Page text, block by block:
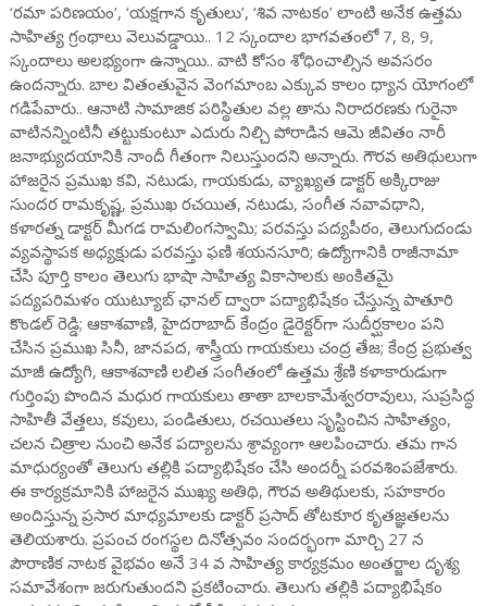
‘రమా పరిణయం’, ‘యక్షగాన కృతులు’, ‘శివ నాటకం’ లాంటి అనేక ఉత్తమ
సాహిత్య గ్రంథాలు వెలువడ్డాయి.. 12 స్కందాల భాగవతంలో 7, 8, 9,
స్కందాలు అలభ్యంగా ఉన్నాయి.. వాటి కోసం శోధించాల్సిన అవసరం
ఉందన్నారు. బాల వితంతువైన వెంగమాంబ ఎక్కువ కాలం ధ్యాన యోగంలో
గడిపేవారు.. ఆనాటి సామాజిక పరిస్థితుల వల్ల తాను నిరాదరణకు గురైనా
వాటినన్నింటినీ తట్టుకుంటూ ఎదురు నిల్చి పోరాడిన ఆమె జీవితం నారీ
జనాభ్యుదయానికి నాందీ గీతంగా నిలుస్తుందని అన్నారు. గౌరవ అతిథులుగా
హాజరైన ప్రముఖ కవి, నటుడు, గాయకుడు, వ్యాఖ్యత డాక్టర్ అక్కిరాజు
సుందర రామకృష్ణ, ప్రముఖ రచయిత, నటుడు, సంగీత నవావధాని,
కళారత్న డాక్టర్ మీగడ రామలింగస్వామి; పరవస్తు పద్యపీఠం, తెలుగుదండు
వ్యవస్థాపక అధ్యక్షుడు పరవస్తు ఫణి శయనసూరి; ఉద్యోగానికి రాజీనామా
చేసి పూర్తి కాలం తెలుగు భాషా సాహిత్య వికాసాలకు అంకితమై
పద్యపరిమళం యుట్యూబ్ ఛానల్ ద్వారా పద్యాభిషేకం చేస్తున్న పాతూరి
కొండల్ రెడ్డి; ఆకాశవాణి, హైదరాబాద్ కేంద్రం డైరెక్టర్‌గా సుదీర్ఘకాలం పని
చేసిన ప్రముఖ సినీ, జానపద, శాస్త్రీయ గాయకులు చంద్ర తేజ; కేంద్ర ప్రభుత్వ
మాజీ ఉద్యోగి, ఆకాశవాణి లలిత సంగీతంలో ఉత్తమ శ్రేణి కళాకారుడుగా
గుర్తింపు పొందిన మధుర గాయకులు తాతా బాలకామేశ్వరరావులు, సుప్రసిద్ధ
సాహితీ వేత్తలు, కవులు, పండితులు, రచయితలు సృస్టించిన సాహిత్యం,
చలన చిత్రాల నుంచి అనేక పద్యాలను శ్రావ్యంగా ఆలపించారు. తమ గాన
మాధుర్యంతో తెలుగు తల్లికి పద్యాభిషేకం చేసి అందర్నీ పరవశింపజేశారు.
ఈ కార్యక్రమానికి హాజరైన ముఖ్య అతిథి, గౌరవ అతిథులకు, సహకారం
అందిస్తున్న ప్రసార మాధ్యమాలకు డాక్టర్ ప్రసాద్ తోటకూర కృతజ్ఞతలను
తెలియశారు. ప్రపంచ రంగస్థల దినోత్సవం సందర్భంగా మార్చి 27 న
పౌరాణిక నాటక వైభవం అనే 34 వ సాహిత్య కార్యక్రమం అంతర్జాల దృశ్య
సమావేశంగా జరుగుతుందని ప్రకటించారు. తెలుగు తల్లికి పద్యాభిషేకం